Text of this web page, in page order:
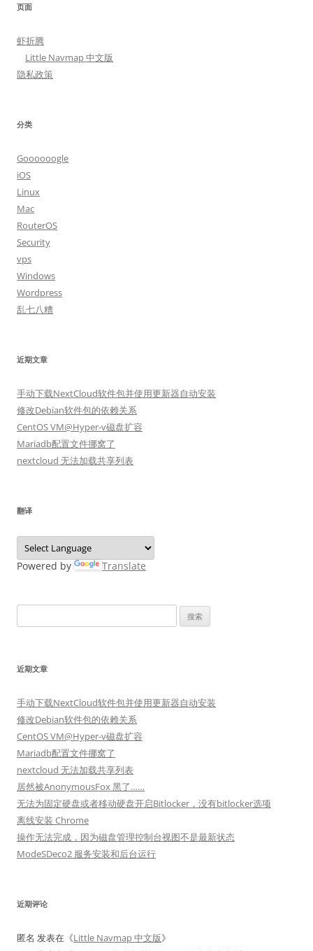
页面
虾折腾
Little Navmap 中文版
隐私政策
分类
Goooooogle
iOS
Linux
Mac
RouterOS
Security
vps
Windows
Wordpress
乱七八糟
近期文章
手动下载NextCloud软件包并使用更新器自动安装
修改Debian软件包的依赖关系
CentOS VM@Hyper-v磁盘扩容
Mariadb配置文件挪窝了
nextcloud 无法加载共享列表
翻译
Powered by Translate
索：
近期文章
手动下载NextCloud软件包并使用更新器自动安装
修改Debian软件包的依赖关系
CentOS VM@Hyper-v磁盘扩容
Mariadb配置文件挪窝了
nextcloud 无法加载共享列表
居然被AnonymousFox 黑了……
无法为固定硬盘或者移动硬盘开启Bitlocker，没有bitlocker选项
离线安装 Chrome
操作无法完成，因为磁盘管理控制台视图不是最新状态
ModeSDeco2 服务安装和后台运行
近期评论
匿名 发表在《Little Navmap 中文版》